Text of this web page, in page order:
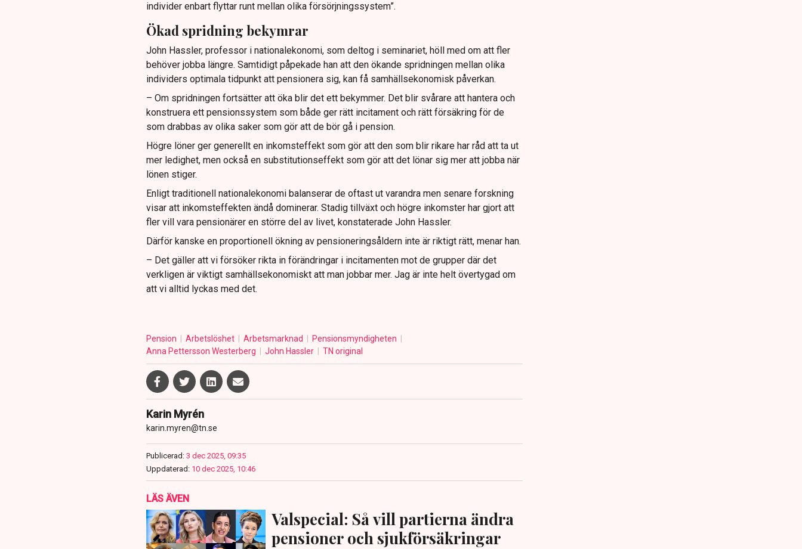
individer enbart flyttar runt mellan olika försörjningssystem”.
Ökad spridning bekymrar
John Hassler, professor i nationalekonomi, som deltog i seminariet, höll med om att fler
behöver jobba längre. Samtidigt påpekade han att den ökande spridningen mellan olika
individers optimala tidpunkt att pensionera sig, kan få samhällsekonomisk påverkan.
– Om spridningen fortsätter att öka blir det ett bekymmer. Det blir svårare att hantera och
konstruera ett pensionssystem som både ger rätt incitament och rätt försäkring för de
som drabbas av olika saker som gör att de bör gå i pension.
Högre löner ger generellt en inkomsteffekt som gör att den som blir rikare har råd att ta ut
mer ledighet, men också en substitutionseffekt som gör att det lönar sig mer att jobba när
lönen stiger.
Enligt traditionell nationalekonomi balanserar de oftast ut varandra men senare forskning
visar att inkomsteffekten ändå dominerar. Stadig tillväxt och högre inkomster har gjort att
fler vill vara pensionärer en större del av livet, konstaterade John Hassler.
Därför kanske en proportionell ökning av pensioneringsåldern inte är riktigt rätt, menar han.
– Det gäller att vi försöker rikta in förändringar i incitamenten mot de grupper där det
verkligen är viktigt samhällsekonomiskt att man jobbar mer. Jag är inte helt övertygad om
att vi alltid lyckas med det.
Pension Arbetslöshet Arbetsmarknad
Pensionsmyndigheten
Anna Pettersson Westerberg
John Hassler TN original
Karin Myrén
karin.myren@tn.se
Publicerad: 3 dec 2025, 09:35
Uppdaterad: 10 dec 2025, 10:46
LÄS ÄVEN
Valspecial: Så vill partierna ändra
pensioner och sjukförsäkringar